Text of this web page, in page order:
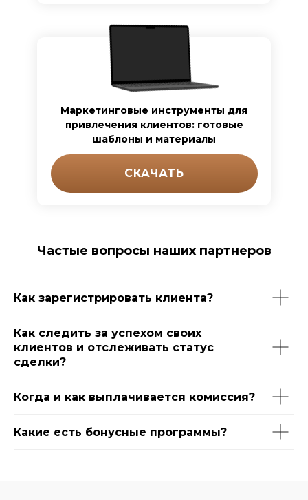
СКАЧАТЬ
Маркетинговые инструменты для
привлечения клиентов: готовые
шаблоны и материалы
Частые вопросы наших партнеров
Как зарегистрировать клиента?
Как следить за успехом своих
клиентов и отслеживать статус
сделки?
Когда и как выплачивается комиссия?
Какие есть бонусные программы?